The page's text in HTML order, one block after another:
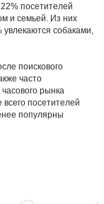
посетителей
и семьей. Из них
собаками,
поискового
часто
рынка
посетителей
популярны